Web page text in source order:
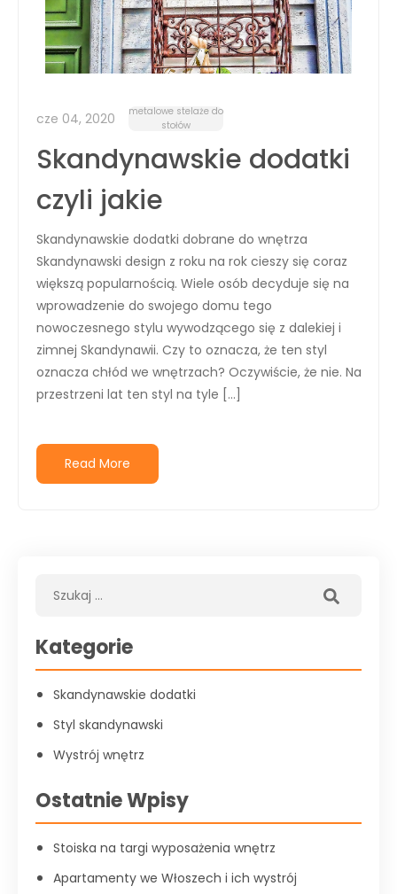
cze 04, 2020
metalowe stelaże do
stołów
Skandynawskie dodatki
czyli jakie
Skandynawskie dodatki dobrane do wnętrza
Skandynawski design z roku na rok cieszy się coraz
większą popularnością. Wiele osób decyduje się na
wprowadzenie do swojego domu tego
nowoczesnego stylu wywodzącego się z dalekiej i
zimnej Skandynawii. Czy to oznacza, że ten styl
oznacza chłód we wnętrzach? Oczywiście, że nie. Na
przestrzeni lat ten styl na tyle […]
Read More
Kategorie
Skandynawskie dodatki
Styl skandynawski
Wystrój wnętrz
Ostatnie Wpisy
Stoiska na targi wyposażenia wnętrz
Apartamenty we Włoszech i ich wystrój